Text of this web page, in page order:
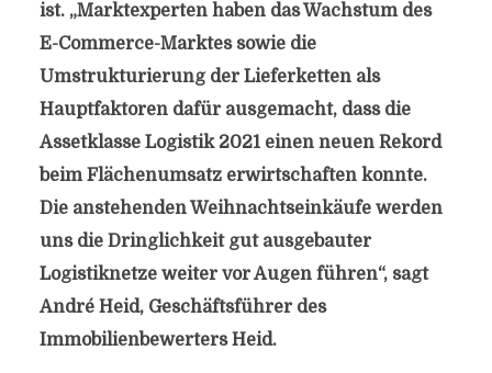
ist. „Marktexperten haben das Wachstum des
E-Commerce-Marktes sowie die
Umstrukturierung der Lieferketten als
Hauptfaktoren dafür ausgemacht, dass die
Assetklasse Logistik 2021 einen neuen Rekord
beim Flächenumsatz erwirtschaften konnte.
Die anstehenden Weihnachtseinkäufe werden
uns die Dringlichkeit gut ausgebauter
Logistiknetze weiter vor Augen führen“, sagt
André Heid, Geschäftsführer des
Immobilienbewerters Heid.